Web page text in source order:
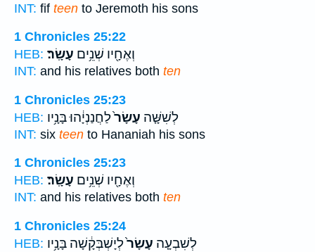
INT: fif teen to Jeremoth his sons
1 Chronicles 25:22
HEB:
וְאֶחָ֖יו שְׁנֵ֥ים עָשָֽׂר׃
INT: and his relatives both ten
1 Chronicles 25:23
HEB:
לְשִׁשָּׁ֤ה עָשָׂר֙לַחֲנַנְיָ֔הוּ בָּנָ֥יו
INT: six teen to Hananiah his sons
1 Chronicles 25:23
HEB:
וְאֶחָ֖יו שְׁנֵ֥ים עָשָֽׂר׃
INT: and his relatives both ten
1 Chronicles 25:24
HEB:
לְשִׁבְעָ֤ה עָשָׂר֙לְיָשְׁבְּקָ֔שָׁה בָּנָ֥יו